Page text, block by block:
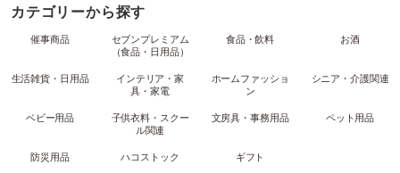
カテゴリーから探す
催事商品
セブンプレミアム
（食品・日用品）
食品・飲料 お酒
生活雑貨・日用品
インテリア・家
具・家電
ホームファッショ
ン
シニア・介護関連
ベビー用品
子供衣料・スクー
ル関連
文房具・事務用品 ペット用品
防災用品 ハコストック ギフト